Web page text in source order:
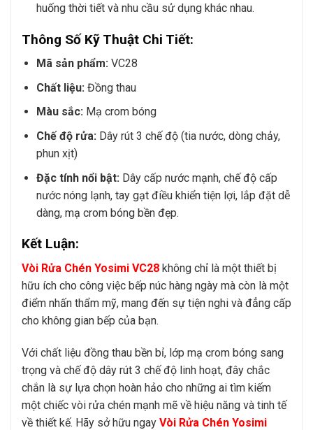
huống thời tiết và nhu cầu sử dụng khác nhau.
Thông Số Kỹ Thuật Chi Tiết:
Mã sản phẩm: VC28
Chất liệu: Đồng thau
Màu sắc: Mạ crom bóng
Chế độ rửa: Dây rút 3 chế độ (tia nước, dòng chảy,
phun xịt)
Đặc tính nổi bật: Dây cấp nước mạnh, chế độ cấp
nước nóng lạnh, tay gạt điều khiển tiện lợi, lắp đặt dễ
dàng, mạ crom bóng bền đẹp.
Kết Luận:
Vòi Rửa Chén Yosimi VC28 không chỉ là một thiết bị
hữu ích cho công việc bếp núc hàng ngày mà còn là một
điểm nhấn thẩm mỹ, mang đến sự tiện nghi và đẳng cấp
cho không gian bếp của bạn.
Với chất liệu đồng thau bền bỉ, lớp mạ crom bóng sang
trọng và chế độ dây rút 3 chế độ linh hoạt, đây chắc
chắn là sự lựa chọn hoàn hảo cho những ai tìm kiếm
một chiếc vòi rửa chén mạnh mẽ về hiệu năng và tinh tế
về thiết kế. Hãy sở hữu ngay Vòi Rửa Chén Yosimi